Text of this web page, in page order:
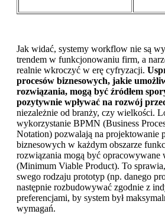
Jak widać, systemy workflow nie są
trendem w funkcjonowaniu firm, a
realnie wkroczyć w erę cyfryzacji.
procesów biznesowych, jakie
rozwiązania, mogą być źródłem
pozytywnie wpływać na rozwój
niezależnie od branży, czy wielkości.
wykorzystanie BPMN (Business
Notation) pozwalają na projektowanie
biznesowych w każdym obszarze
rozwiązania mogą być opracowywane
(Minimum Viable Product). To
swego rodzaju prototyp (np. danego
następnie rozbudowywać zgodnie z
preferencjami, by system był
wymagań.